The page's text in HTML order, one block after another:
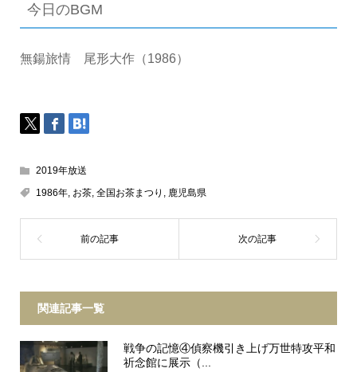
今日のBGM
無鍚旅情 尾形大作（1986）
2019年放送
1986年, お茶, 全国お茶まつり 鹿児島県
関連記事一覧
戦争の記憶④偵察機引き上げ万世特攻平和
祈念館に展示（...